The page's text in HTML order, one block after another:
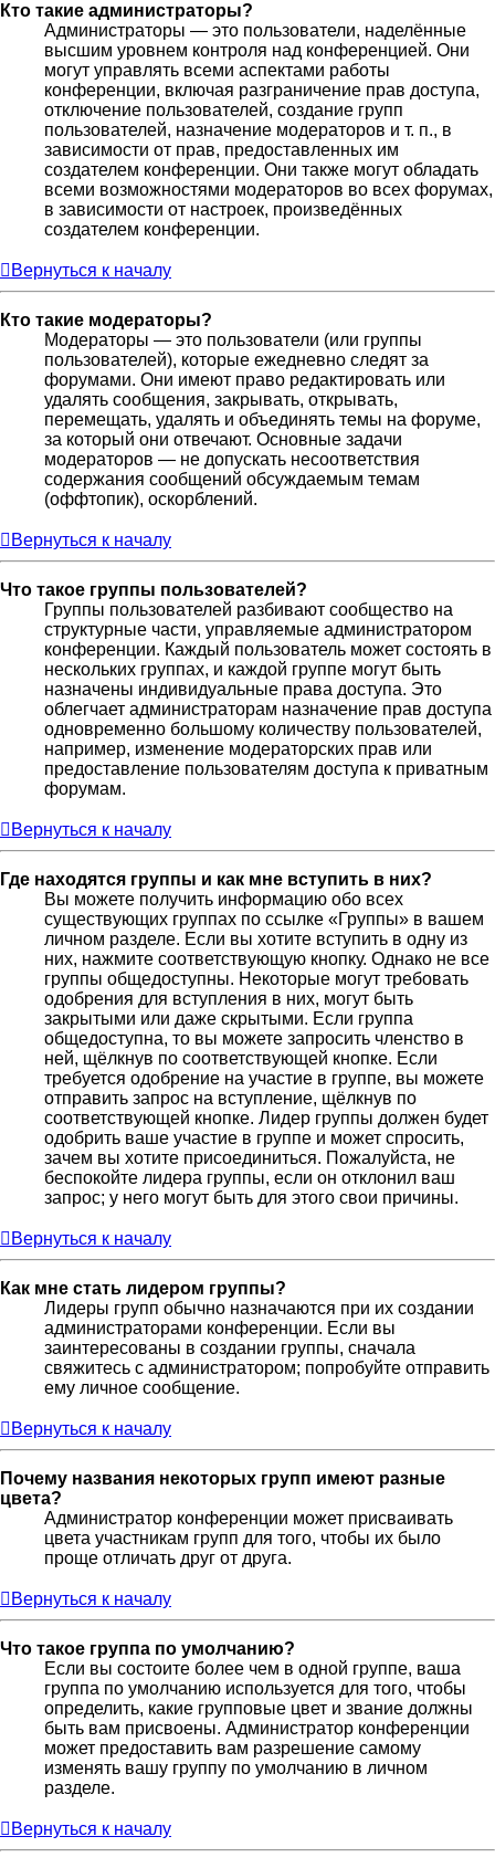
Кто такие администраторы?
Администраторы — это пользователи, наделённые
высшим уровнем контроля над конференцией. Они
могут управлять всеми аспектами работы
конференции, включая разграничение прав доступа,
отключение пользователей, создание групп
пользователей, назначение модераторов и т. п., в
зависимости от прав, предоставленных им
создателем конференции. Они также могут обладать
всеми возможностями модераторов во всех форумах,
в зависимости от настроек, произведённых
создателем конференции.
Вернуться к началу
Кто такие модераторы?
Модераторы — это пользователи (или группы
пользователей), которые ежедневно следят за
форумами. Они имеют право редактировать или
удалять сообщения, закрывать, открывать,
перемещать, удалять и объединять темы на форуме,
за который они отвечают. Основные задачи
модераторов — не допускать несоответствия
содержания сообщений обсуждаемым темам
(оффтопик), оскорблений.
Вернуться к началу
Что такое группы пользователей?
Группы пользователей разбивают сообщество на
структурные части, управляемые администратором
конференции. Каждый пользователь может состоять в
нескольких группах, и каждой группе могут быть
назначены индивидуальные права доступа. Это
облегчает администраторам назначение прав доступа
одновременно большому количеству пользователей,
например, изменение модераторских прав или
предоставление пользователям доступа к приватным
форумам.
Вернуться к началу
Где находятся группы и как мне вступить в них?
Вы можете получить информацию обо всех
существующих группах по ссылке «Группы» в вашем
личном разделе. Если вы хотите вступить в одну из
них, нажмите соответствующую кнопку. Однако не все
группы общедоступны. Некоторые могут требовать
одобрения для вступления в них, могут быть
закрытыми или даже скрытыми. Если группа
общедоступна, то вы можете запросить членство в
ней, щёлкнув по соответствующей кнопке. Если
требуется одобрение на участие в группе, вы можете
отправить запрос на вступление, щёлкнув по
соответствующей кнопке. Лидер группы должен будет
одобрить ваше участие в группе и может спросить,
зачем вы хотите присоединиться. Пожалуйста, не
беспокойте лидера группы, если он отклонил ваш
запрос; у него могут быть для этого свои причины.
Вернуться к началу
Как мне стать лидером группы?
Лидеры групп обычно назначаются при их создании
администраторами конференции. Если вы
заинтересованы в создании группы, сначала
свяжитесь с администратором; попробуйте отправить
ему личное сообщение.
Вернуться к началу
Почему названия некоторых групп имеют разные
цвета?
Администратор конференции может присваивать
цвета участникам групп для того, чтобы их было
проще отличать друг от друга.
Вернуться к началу
Что такое группа по умолчанию?
Если вы состоите более чем в одной группе, ваша
группа по умолчанию используется для того, чтобы
определить, какие групповые цвет и звание должны
быть вам присвоены. Администратор конференции
может предоставить вам разрешение самому
изменять вашу группу по умолчанию в личном
разделе.
Вернуться к началу